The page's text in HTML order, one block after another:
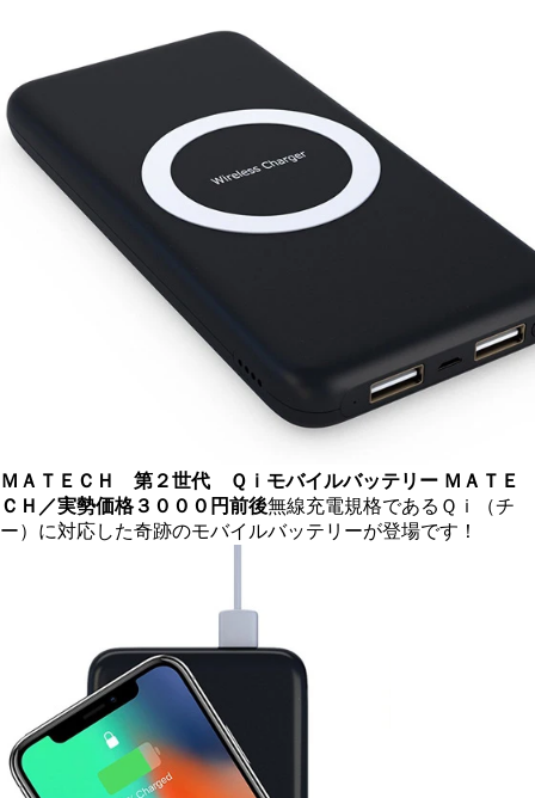
ＭＡＴＥＣＨ 第２世代 Ｑｉモバイルバッテリー ＭＡＴＥ
ＣＨ／実勢価格３０００円前後無線充電規格であるＱｉ（チ
ー）に対応した奇跡のモバイルバッテリーが登場です！